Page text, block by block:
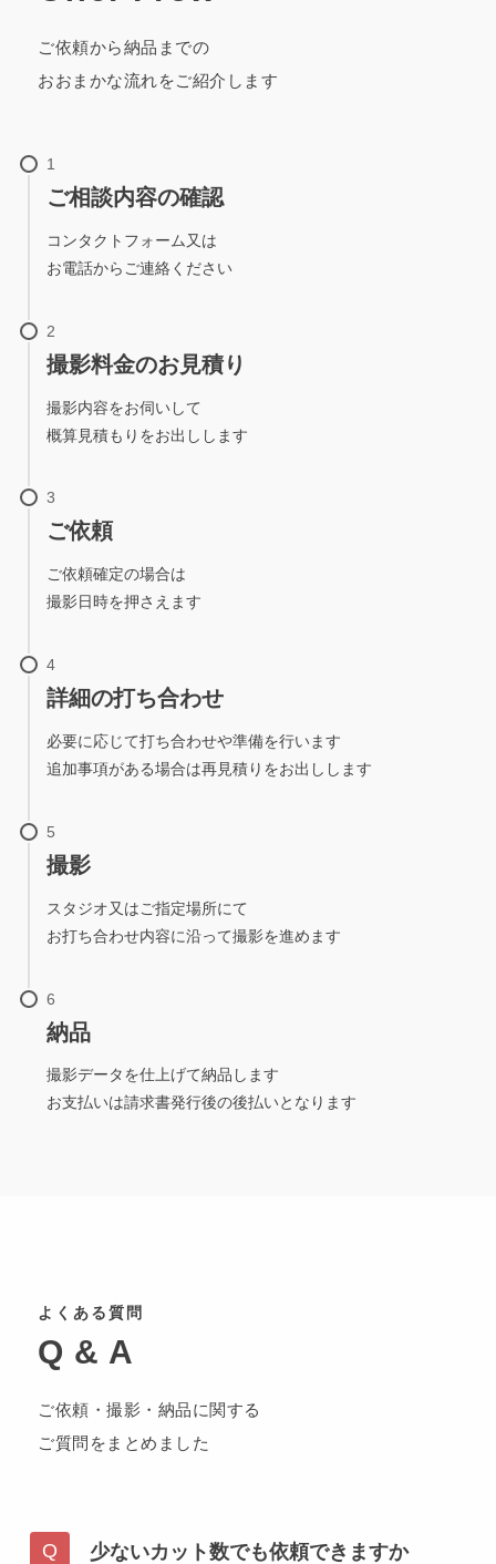
ご依頼から納品までの
おおまかな流れをご紹介します
ご相談内容の確認
コンタクトフォーム又は
お電話からご連絡ください
撮影料金のお見積り
撮影内容をお伺いして
概算見積もりをお出しします
ご依頼
ご依頼確定の場合は
撮影日時を押さえます
詳細の打ち合わせ
必要に応じて打ち合わせや準備を行います
追加事項がある場合は再見積りをお出しします
撮影
スタジオ又はご指定場所にて
お打ち合わせ内容に沿って撮影を進めます
納品
撮影データを仕上げて納品します
お支払いは請求書発行後の後払いとなります
よくある質問
Q & A
ご依頼・撮影・納品に関する
ご質問をまとめました
少ないカット数でも依頼できますか